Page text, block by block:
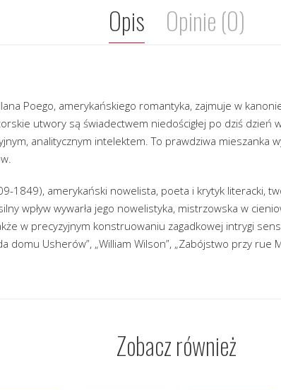
Opis Opinie (0)
Poego, amerykańskiego romantyka, zajmuje w
utwory są świadectwem niedościgłej po dziś dzień
analitycznym intelektem. To prawdziwa mieszanka
1849), amerykański nowelista, poeta i krytyk literacki,
wpływ wywarła jego nowelistyka, mistrzowska w
w precyzyjnym konstruowaniu zagadkowej intrygi
domu Usherów”, „William Wilson”, „Zabójstwo przy rue
Zobacz również